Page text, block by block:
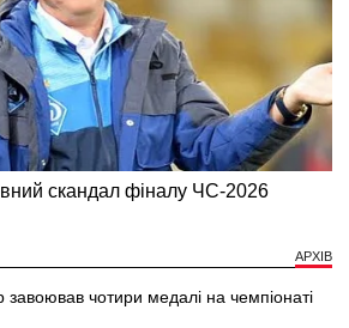
АРХІВ
завоював чотири медалі на чемпіонаті